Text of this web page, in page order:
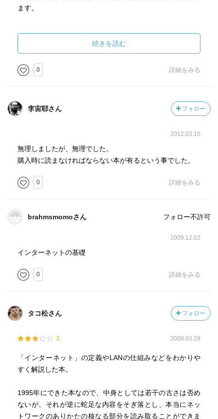
ます。
続きを読む
0 詳細をみる
李宙耶さん フォロー
2012.03.10
無理しましたが、無理でした。
購入時に読まなければならない本が有るという事でした。
0 詳細をみる
brahmsmomoさん フォロー不許可
2009.12.02
インターネットの基礎
0 詳細をみる
タコ松さん フォロー
3 2008.03.29
「インターネット」の定義やLANの仕組みなどをわかりや
すく解説した本。
1995年にできた本なので、中身としては若干の古さは否め
ないが、それが逆に蛇足な内容をそぎ落とし、本当にネッ
トワークのありかたの核なる部分を読み取ることができま